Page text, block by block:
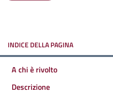
INDICE DELLA PAGINA
A chi è rivolto
Descrizione